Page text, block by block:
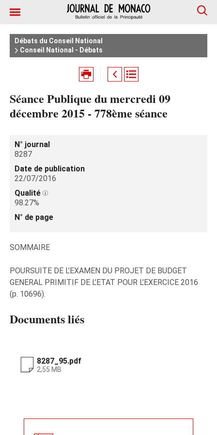
Débats du Conseil National
Conseil National - Débats
Séance Publique du mercredi 09
décembre 2015 - 778ème séance
N° journal
8287
Date de publication
22/07/2016
Qualité
98.27%
N° de page
SOMMAIRE
POURSUITE DE L’EXAMEN DU PROJET DE BUDGET
GENERAL PRIMITIF DE L’ETAT POUR L’EXERCICE 2016
(p. 10696).
Documents liés
8287_95.pdf
2,55 MB